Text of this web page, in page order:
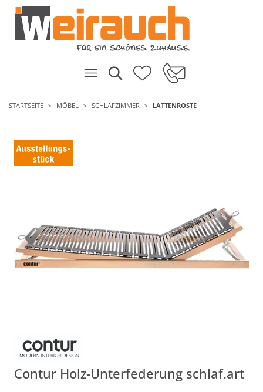
STARTSEITE MÖBEL SCHLAFZIMMER LATTENROSTE
Contur Holz-Unterfederung schlaf.art